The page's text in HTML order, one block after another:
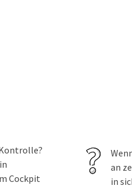
Cockpit
an
in